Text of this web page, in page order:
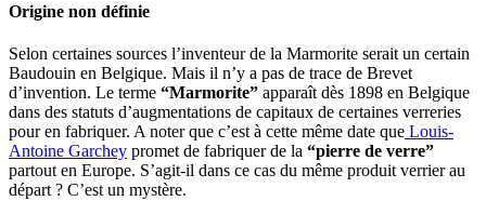
Origine non définie
Selon certaines sources l’inventeur de la Marmorite serait un certain
Baudouin en Belgique. Mais il n’y a pas de trace de Brevet
d’invention. Le terme “Marmorite” apparaît dès 1898 en Belgique
dans des statuts d’augmentations de capitaux de certaines verreries
pour en fabriquer. A noter que c’est à cette même date que Louis-
Antoine Garchey promet de fabriquer de la “pierre de verre”
partout en Europe. S’agit-il dans ce cas du même produit verrier au
départ ? C’est un mystère.